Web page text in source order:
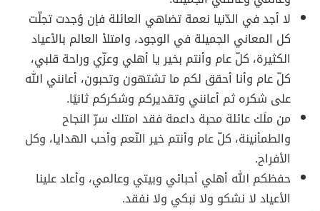
لا أجد في الدّنيا نعمة تضاهي العائلة فإن وُجدت تجلّت
كل المعاني الجميلة في الوجود، وامتلأ العالم بالأعياد
الكثيرة، كلّ عام وأنتم بخير يا أهلي وعزّي وراحة قلبي،
كلّ عام وأنا أحقق لكم ما تشتهون وتحبون، أعانني الله
على شكره ثم أعانني وتقديركم وشكركم ثانيًا.
من ملَك عائلة محبة داعمة فقد امتلك سرّ النجاح
والطمأنينة، كلّ عام وأنتم خير النّعم وأحب الهدايا، وكل
الأفراح.
حفظكم الله أهلي أحبائي وبيتي وعالمي، وأعاد علينا
الأعياد لا نشكو ولا نبكي ولا نفقد.